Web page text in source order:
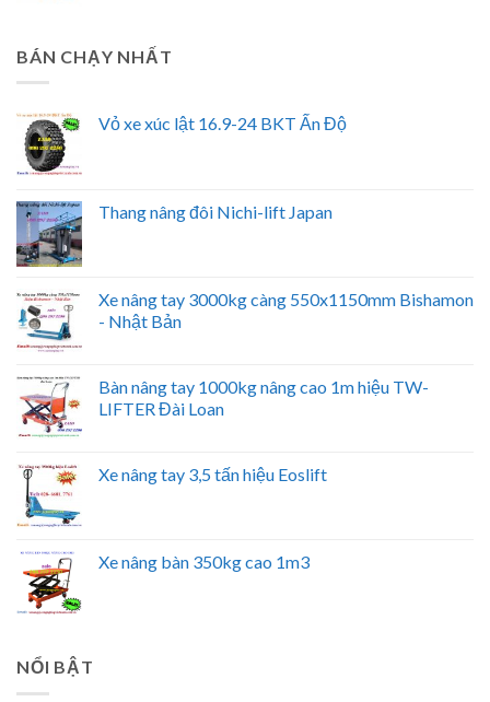
BÁN CHẠY NHẤT
Vỏ xe xúc lật 16.9-24 BKT Ấn Độ
Thang nâng đôi Nichi-lift Japan
Xe nâng tay 3000kg càng 550x1150mm Bishamon
- Nhật Bản
Bàn nâng tay 1000kg nâng cao 1m hiệu TW-
LIFTER Đài Loan
Xe nâng tay 3,5 tấn hiệu Eoslift
Xe nâng bàn 350kg cao 1m3
NỔI BẬT